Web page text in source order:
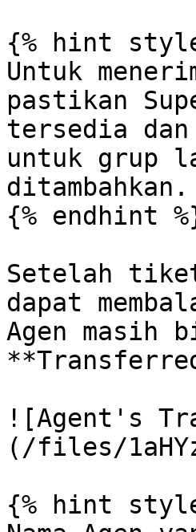
{% hint
Untuk
pastikan
tersedia
untuk grup
ditambahkan.
{% endhint
Setelah
dapat
Agen
![Agent's
(/files/
{% hint